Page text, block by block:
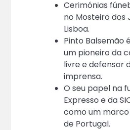
Cerimónias
no Mosteiro dos
Lisboa.
Pinto Balsemão
um pioneiro da
livre e defensor
imprensa.
O seu papel na
Expresso e da
como um
de Portugal.